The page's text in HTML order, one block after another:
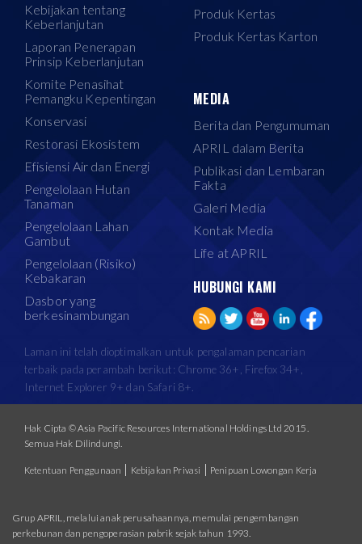
Kebijakan tentang
Keberlanjutan
Laporan Penerapan
Prinsip Keberlanjutan
Komite Penasihat
Pemangku Kepentingan
Konservasi
Restorasi Ekosistem
Efisiensi Air dan Energi
Pengelolaan Hutan
Tanaman
Pengelolaan Lahan
Gambut
Pengelolaan (Risiko)
Kebakaran
Dasbor yang
berkesinambungan
Produk Kertas
Produk Kertas Karton
MEDIA
Berita dan Pengumuman
APRIL dalam Berita
Publikasi dan Lembaran
Fakta
Galeri Media
Kontak Media
Life at APRIL
HUBUNGI KAMI
Laman ini telah dioptimalkan untuk pengalaman pencarian
terbaik pada perambah berikut: Chrome 36+, Firefox 34+,
Internet Explorer 9+ dan Safari 8+.
Hak Cipta © Asia Pacific Resources International Holdings Ltd 2015.
Semua Hak Dilindungi.
Ketentuan Penggunaan | Kebijakan Privasi | Penipuan Lowongan Kerja
Grup APRIL, melalui anak perusahaannya, memulai pengembangan
perkebunan dan pengoperasian pabrik sejak tahun 1993.